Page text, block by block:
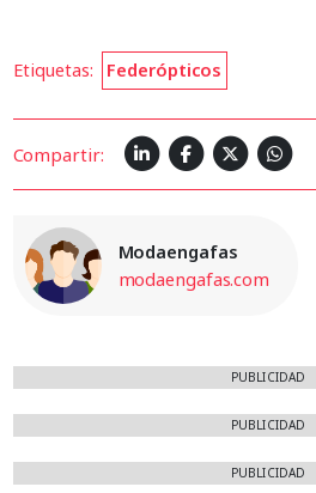
Etiquetas: Federópticos
Compartir:
Modaengafas
modaengafas.com
PUBLICIDAD
PUBLICIDAD
PUBLICIDAD